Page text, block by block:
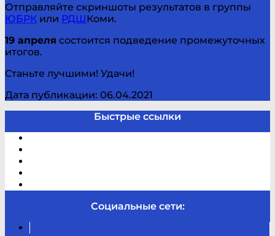
Отправляйте скриншоты результатов в группы
ЮБРК или РДШКоми.
19 апреля состоится подведение промежуточных
итогов.
Станьте лучшими! Удачи!
Дата публикации: 06.04.2021
Быстрые ссылки
Социальные сети: